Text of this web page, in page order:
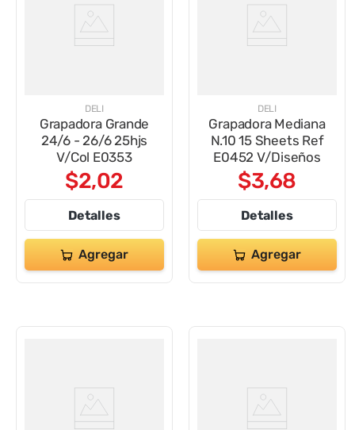
DELI
Grapadora Grande
24/6 - 26/6 25hjs
V/Col E0353
$2,02
Detalles
Agregar
DELI
Grapadora Mediana
N.10 15 Sheets Ref
E0452 V/Diseños
$3,68
Detalles
Agregar